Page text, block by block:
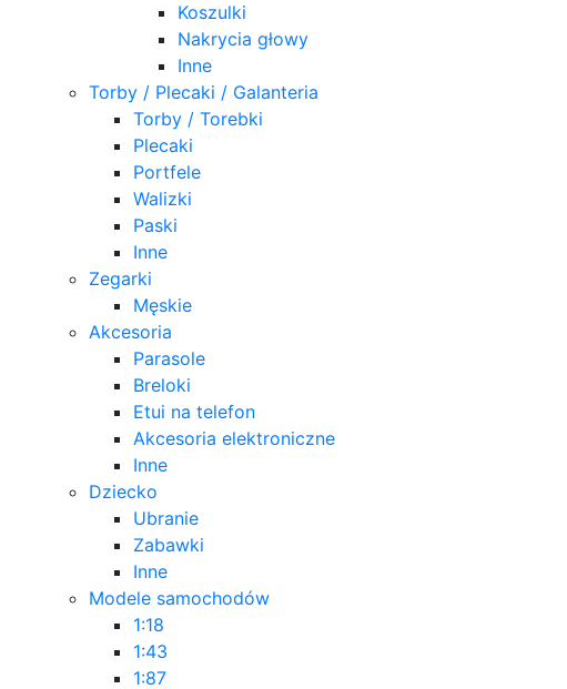
Koszulki
Nakrycia głowy
Inne
Torby / Plecaki / Galanteria
Torby / Torebki
Plecaki
Portfele
Walizki
Paski
Inne
Zegarki
Męskie
Akcesoria
Parasole
Breloki
Etui na telefon
Akcesoria elektroniczne
Inne
Dziecko
Ubranie
Zabawki
Inne
Modele samochodów
1:18
1:43
1:87